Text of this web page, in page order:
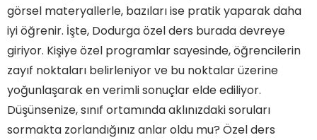
görsel materyallerle, bazıları ise pratik yaparak daha
iyi öğrenir. İşte, Dodurga özel ders burada devreye
giriyor. Kişiye özel programlar sayesinde, öğrencilerin
zayıf noktaları belirleniyor ve bu noktalar üzerine
yoğunlaşarak en verimli sonuçlar elde ediliyor.
Düşünsenize, sınıf ortamında aklınızdaki soruları
sormakta zorlandığınız anlar oldu mu? Özel ders